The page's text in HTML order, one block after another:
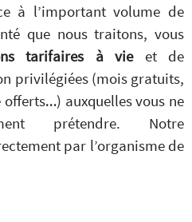
à l’important volume de
que nous traitons, vous
tarifaires à vie et de
privilégiées (mois gratuits,
auxquelles vous ne
prétendre. Notre
par l’organisme de